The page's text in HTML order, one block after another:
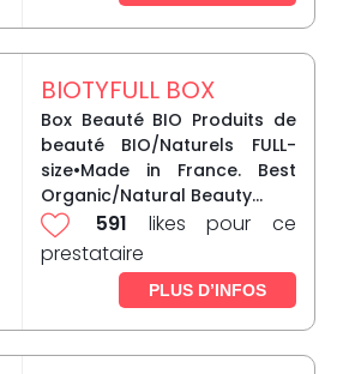
BIOTYFULL BOX
Box Beauté BIO Produits de
beauté BIO/Naturels FULL-
size•Made in France. Best
Organic/Natural Beauty...
591 likes pour ce
prestataire
PLUS D’INFOS